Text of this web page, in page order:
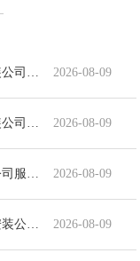
2026-08-09
2026-08-09
2026-08-09
2026-08-09